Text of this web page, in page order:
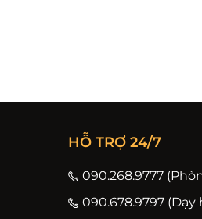
HỖ TRỢ 24/7
090.268.9777
090.678.9797 (Dạy